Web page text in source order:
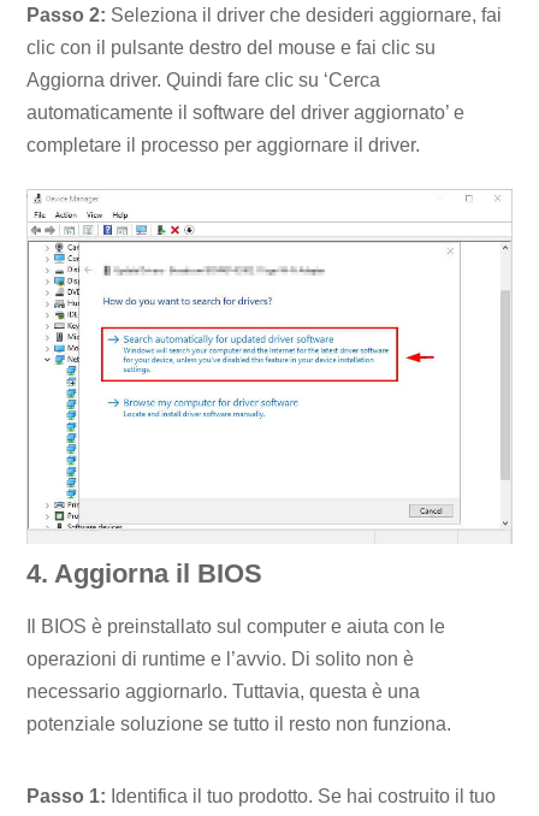
Passo 2: Seleziona il driver che desideri aggiornare, fai
clic con il pulsante destro del mouse e fai clic su
Aggiorna driver. Quindi fare clic su ‘Cerca
automaticamente il software del driver aggiornato’ e
completare il processo per aggiornare il driver.
4. Aggiorna il BIOS
Il BIOS è preinstallato sul computer e aiuta con le
operazioni di runtime e l’avvio. Di solito non è
necessario aggiornarlo. Tuttavia, questa è una
potenziale soluzione se tutto il resto non funziona.
Passo 1: Identifica il tuo prodotto. Se hai costruito il tuo